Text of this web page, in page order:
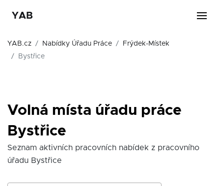
YAB
YAB.cz Nabídky Úřadu Práce
Frýdek-Místek
Bystřice
Volná místa úřadu práce
Bystřice
Seznam aktivních pracovních nabídek z pracovního
úřadu Bystřice